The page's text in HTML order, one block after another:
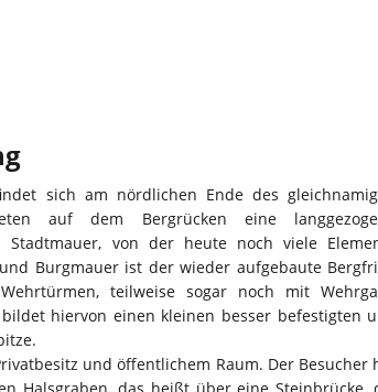
sich am nördlichen Ende des
auf dem Bergrücken eine
Stadtmauer, von der heute noch viele
Burgmauer ist der wieder aufgebaute
teilweise sogar noch mit
hiervon einen kleinen besser befestigten
und öffentlichem Raum. Der Besucher